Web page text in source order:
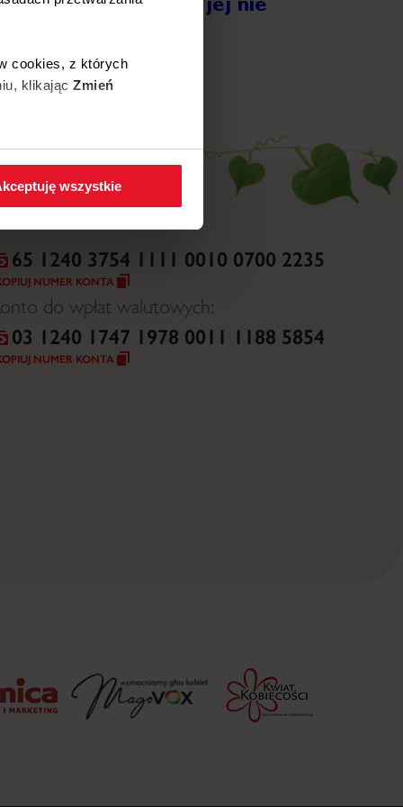
cookies, z których
klikając Zmień
zakładkęPolityka
wszystkie
dziecka – nic jej nie
65 1240 3754 1111 0010 0700 2235
NUMER KONTA
do wpłat walutowych:
03 1240 1747 1978 0011 1188 5854
NUMER KONTA